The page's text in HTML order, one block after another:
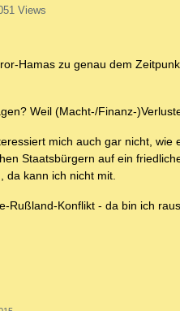
Views
Hamas zu genau dem
Weil (Macht-/Finanz-
mich auch gar nicht,
Staatsbürgern auf ein
da kann ich nicht mit.
Rußland-Konflikt - da bin ich